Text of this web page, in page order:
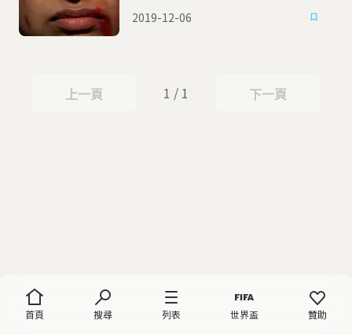
首頁 搜尋 列表 世界盃 贊助
2019-12-06
上一頁
上一頁 1 / 1 下一頁
下一頁